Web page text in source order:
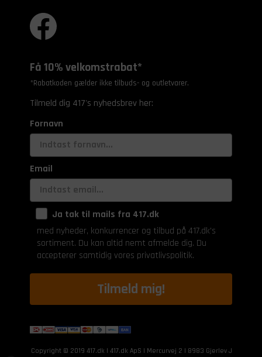
Få 10% velkomstrabat*
*Rabatkoden gælder ikke tilbuds- og outletvarer.
Tilmeld dig 417's nyhedsbrev her:
Fornavn
Email
Ja tak til mails fra 417.dk
med nyheder, konkurrencer og tilbud på 417.dk's
sortiment. Du kan altid nemt afmelde dig. Du
accepterer samtidig vores privatlivspolitik.
Tilmeld mig!
Copyright © 2019 417.dk | 417.dk ApS | Mercurvej 2 | 8983 Gjerlev J